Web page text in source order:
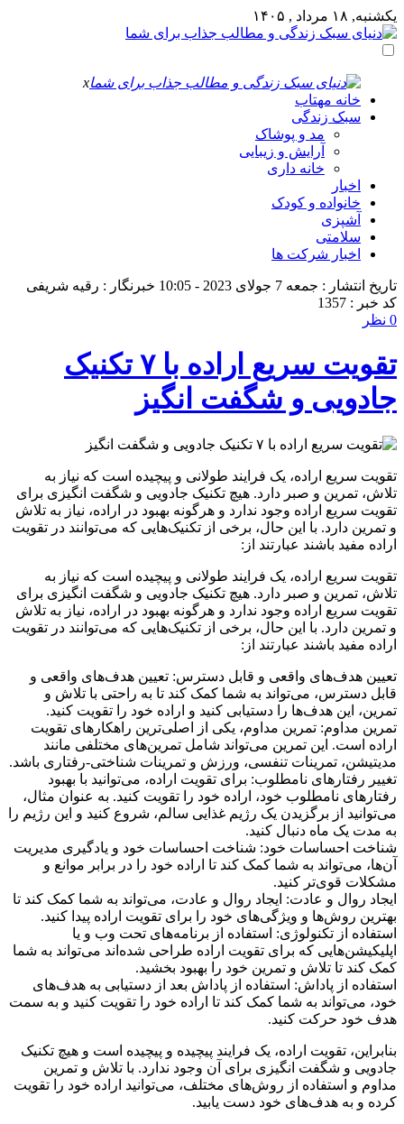
یکشنبه, ۱۸ مرداد , ۱۴۰۵
x
خانه مهتاب
سبک زندگی
مد و پوشاک
آرایش و زیبایی
خانه داری
اخبار
خانواده و کودک
آشپزی
سلامتی
اخبار شرکت ها
تاریخ انتشار : جمعه 7 جولای 2023 - 10:05
خبرنگار : رقیه شریفی
کد خبر : 1357
0 نظر
تقویت سریع اراده با ۷ تکنیک
جادویی و شگفت انگیز
تقویت سریع اراده، یک فرایند طولانی و پیچیده است که نیاز به
تلاش، تمرین و صبر دارد. هیچ تکنیک جادویی و شگفت انگیزی برای
تقویت سریع اراده وجود ندارد و هرگونه بهبود در اراده، نیاز به تلاش
و تمرین دارد. با این حال، برخی از تکنیک‌هایی که می‌توانند در تقویت
اراده مفید باشند عبارتند از:
تقویت سریع اراده، یک فرایند طولانی و پیچیده است که نیاز به
تلاش، تمرین و صبر دارد. هیچ تکنیک جادویی و شگفت انگیزی برای
تقویت سریع اراده وجود ندارد و هرگونه بهبود در اراده، نیاز به تلاش
و تمرین دارد. با این حال، برخی از تکنیک‌هایی که می‌توانند در تقویت
اراده مفید باشند عبارتند از:
تعیین هدف‌های واقعی و قابل دسترس: تعیین هدف‌های واقعی و
قابل دسترس، می‌تواند به شما کمک کند تا به راحتی با تلاش و
تمرین، این هدف‌ها را دستیابی کنید و اراده خود را تقویت کنید.
تمرین مداوم: تمرین مداوم، یکی از اصلی‌ترین راهکارهای تقویت
اراده است. این تمرین می‌تواند شامل تمرین‌های مختلفی مانند
مدیتیشن، تمرینات تنفسی، ورزش و تمرینات شناختی-رفتاری باشد.
تغییر رفتارهای نامطلوب: برای تقویت اراده، می‌توانید با بهبود
رفتارهای نامطلوب خود، اراده خود را تقویت کنید. به عنوان مثال،
می‌توانید از برگزیدن یک رژیم غذایی سالم، شروع کنید و این رژیم را
به مدت یک ماه دنبال کنید.
شناخت احساسات خود: شناخت احساسات خود و یادگیری مدیریت
آن‌ها، می‌تواند به شما کمک کند تا اراده خود را در برابر موانع و
مشکلات قوی‌تر کنید.
ایجاد روال و عادت: ایجاد روال و عادت، می‌تواند به شما کمک کند تا
بهترین روش‌ها و ویژگی‌های خود را برای تقویت اراده پیدا کنید.
استفاده از تکنولوژی: استفاده از برنامه‌های تحت وب و یا
اپلیکیشن‌هایی که برای تقویت اراده طراحی شده‌اند می‌تواند به شما
کمک کند تا تلاش و تمرین خود را بهبود بخشید.
استفاده از پاداش: استفاده از پاداش بعد از دستیابی به هدف‌های
خود، می‌تواند به شما کمک کند تا اراده خود را تقویت کنید و به سمت
هدف خود حرکت کنید.
بنابراین، تقویت اراده، یک فرایند پیچیده و پیچیده است و هیچ تکنیک
جادویی و شگفت انگیزی برای آن وجود ندارد. با تلاش و تمرین
مداوم و استفاده از روش‌های مختلف، می‌توانید اراده خود را تقویت
کرده و به هدف‌های خود دست یابید.